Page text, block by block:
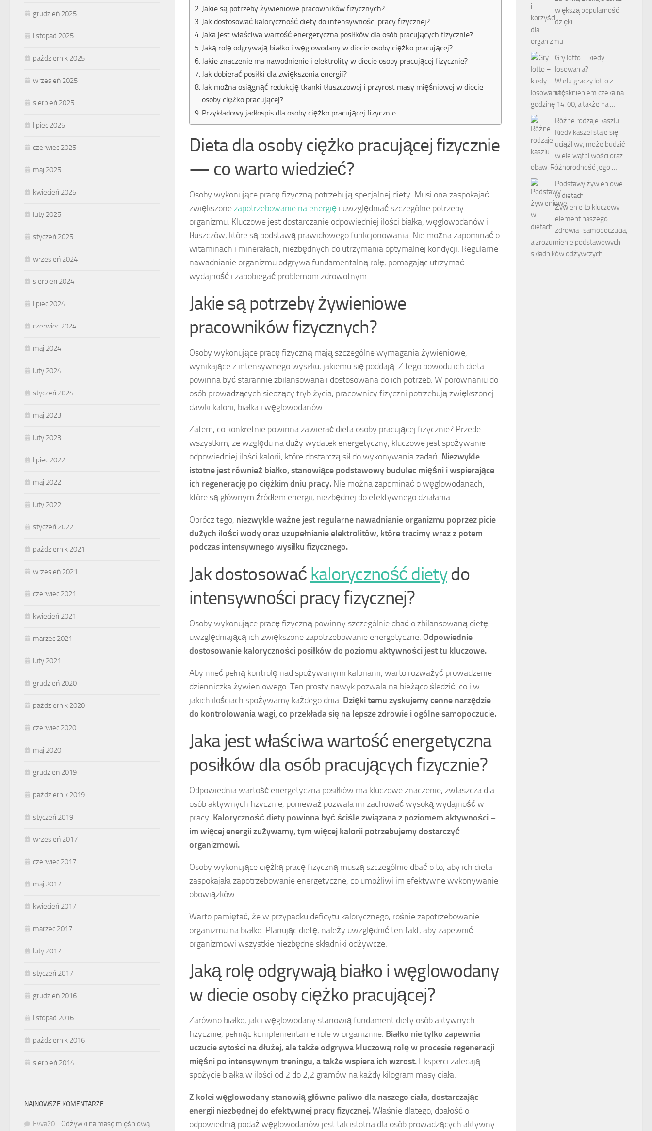
Jakie są potrzeby żywieniowe pracowników fizycznych?
Jak dostosować kaloryczność diety do intensywności pracy fizycznej?
Jaka jest właściwa wartość energetyczna posiłków dla osób pracujących fizycznie?
Jaką rolę odgrywają białko i węglowodany w diecie osoby ciężko pracującej?
Jakie znaczenie ma nawodnienie i elektrolity w diecie osoby pracującej fizycznie?
Jak dobierać posiłki dla zwiększenia energii?
Jak można osiągnąć redukcję tkanki tłuszczowej i przyrost masy mięśniowej w diecie
osoby ciężko pracującej?
Przykładowy jadłospis dla osoby ciężko pracującej fizycznie
Dieta dla osoby ciężko pracującej fizycznie
— co warto wiedzieć?
Osoby wykonujące pracę fizyczną potrzebują specjalnej diety. Musi ona zaspokajać
zwiększonezapotrzebowanie na energię i uwzględniać szczególne potrzeby
organizmu. Kluczowe jest dostarczanie odpowiedniej ilości białka, węglowodanów i
tłuszczów, które są podstawą prawidłowego funkcjonowania. Nie można zapominać o
witaminach i minerałach, niezbędnych do utrzymania optymalnej kondycji. Regularne
nawadnianie organizmu odgrywa fundamentalną rolę, pomagając utrzymać
wydajność i zapobiegać problemom zdrowotnym.
Jakie są potrzeby żywieniowe
pracowników fizycznych?
Osoby wykonujące pracę fizyczną mają szczególne wymagania żywieniowe,
wynikające z intensywnego wysiłku, jakiemu się poddają. Z tego powodu ich dieta
powinna być starannie zbilansowana i dostosowana do ich potrzeb. W porównaniu do
osób prowadzących siedzący tryb życia, pracownicy fizyczni potrzebują zwiększonej
dawki kalorii, białka i węglowodanów.
Zatem, co konkretnie powinna zawierać dieta osoby pracującej fizycznie? Przede
wszystkim, ze względu na duży wydatek energetyczny, kluczowe jest spożywanie
odpowiedniej ilości kalorii, które dostarczą sił do wykonywania zadań. Niezwykle
istotne jest również białko, stanowiące podstawowy budulec mięśni i wspierające
ich regenerację po ciężkim dniu pracy. Nie można zapominać o węglowodanach,
które są głównym źródłem energii, niezbędnej do efektywnego działania.
Oprócz tego, niezwykle ważne jest regularne nawadnianie organizmu poprzez picie
dużych ilości wody oraz uzupełnianie elektrolitów, które tracimy wraz z potem
podczas intensywnego wysiłku fizycznego.
Jak dostosować kaloryczność dietydo
intensywności pracy fizycznej?
Osoby wykonujące pracę fizyczną powinny szczególnie dbać o zbilansowaną dietę,
uwzględniającą ich zwiększone zapotrzebowanie energetyczne. Odpowiednie
dostosowanie kaloryczności posiłków do poziomu aktywności jest tu kluczowe.
Aby mieć pełną kontrolę nad spożywanymi kaloriami, warto rozważyć prowadzenie
dzienniczka żywieniowego. Ten prosty nawyk pozwala na bieżąco śledzić, co i w
jakich ilościach spożywamy każdego dnia. Dzięki temu zyskujemy cenne narzędzie
do kontrolowania wagi, co przekłada się na lepsze zdrowie i ogólne samopoczucie.
Jaka jest właściwa wartość energetyczna
posiłków dla osób pracujących fizycznie?
Odpowiednia wartość energetyczna posiłków ma kluczowe znaczenie, zwłaszcza dla
osób aktywnych fizycznie, ponieważ pozwala im zachować wysoką wydajność w
pracy. Kaloryczność diety powinna być ściśle związana z poziomem aktywności –
im więcej energii zużywamy, tym więcej kalorii potrzebujemy dostarczyć
organizmowi.
Osoby wykonujące ciężką pracę fizyczną muszą szczególnie dbać o to, aby ich dieta
zaspokajała zapotrzebowanie energetyczne, co umożliwi im efektywne wykonywanie
obowiązków.
Warto pamiętać, że w przypadku deficytu kalorycznego, rośnie zapotrzebowanie
organizmu na białko. Planując dietę, należy uwzględnić ten fakt, aby zapewnić
organizmowi wszystkie niezbędne składniki odżywcze.
Jaką rolę odgrywają białko i węglowodany
w diecie osoby ciężko pracującej?
Zarówno białko, jak i węglowodany stanowią fundament diety osób aktywnych
fizycznie, pełniąc komplementarne role w organizmie. Białko nie tylko zapewnia
uczucie sytości na dłużej, ale także odgrywa kluczową rolę w procesie regeneracji
mięśni po intensywnym treningu, a także wspiera ich wzrost. Eksperci zalecają
spożycie białka w ilości od 2 do 2,2 gramów na każdy kilogram masy ciała.
Z kolei węglowodany stanowią główne paliwo dla naszego ciała, dostarczając
energii niezbędnej do efektywnej pracy fizycznej.Właśnie dlatego, dbałość o
odpowiednią podaż węglowodanów jest tak istotna dla osób prowadzących aktywny
grudzień 2025
listopad 2025
październik 2025
wrzesień 2025
sierpień 2025
lipiec 2025
czerwiec 2025
maj 2025
kwiecień 2025
luty 2025
styczeń 2025
wrzesień 2024
sierpień 2024
lipiec 2024
czerwiec 2024
maj 2024
luty 2024
styczeń 2024
maj 2023
luty 2023
lipiec 2022
maj 2022
luty 2022
styczeń 2022
październik 2021
wrzesień 2021
czerwiec 2021
kwiecień 2021
marzec 2021
luty 2021
grudzień 2020
październik 2020
czerwiec 2020
maj 2020
grudzień 2019
październik 2019
styczeń 2019
wrzesień 2017
czerwiec 2017
maj 2017
kwiecień 2017
marzec 2017
luty 2017
styczeń 2017
grudzień 2016
listopad 2016
październik 2016
sierpień 2014
NAJNOWSZE KOMENTARZE
Evva20 - Odżywki na masę mięśniową i
większą popularność
dzięki …
Gry lotto – kiedy
losowania?
Wielu graczy lotto z
utęsknieniem czeka na
godzinę 14. 00, a także na …
Różne rodzaje kaszlu
Kiedy kaszel staje się
uciążliwy, może budzić
wiele wątpliwości oraz
obaw. Różnorodność jego …
Podstawy żywieniowe
w dietach
Żywienie to kluczowy
element naszego
zdrowia i samopoczucia,
a zrozumienie podstawowych
składników odżywczych …